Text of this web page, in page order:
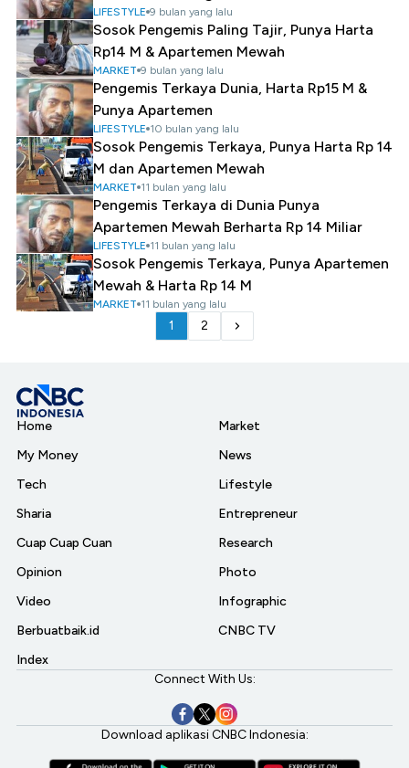
LIFESTYLE 9 bulan yang lalu
Sosok Pengemis Paling Tajir, Punya Harta
Rp14 M & Apartemen Mewah
MARKET 9 bulan yang lalu
Pengemis Terkaya Dunia, Harta Rp15 M &
Punya Apartemen
LIFESTYLE 10 bulan yang lalu
Sosok Pengemis Terkaya, Punya Harta Rp 14
M dan Apartemen Mewah
MARKET 11 bulan yang lalu
Pengemis Terkaya di Dunia Punya
Apartemen Mewah Berharta Rp 14 Miliar
LIFESTYLE 11 bulan yang lalu
Sosok Pengemis Terkaya, Punya Apartemen
Mewah & Harta Rp 14 M
MARKET 11 bulan yang lalu
1 2
Home
My Money
Tech
Sharia
Cuap Cuap Cuan
Opinion
Video
Berbuatbaik.id
Index
Market
News
Lifestyle
Entrepreneur
Research
Photo
Infographic
CNBC TV
Connect With Us:
Download aplikasi CNBC Indonesia: